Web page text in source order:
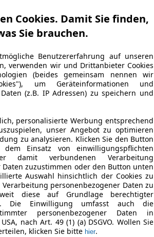
Cookies. Damit Sie finden,
Sie brauchen.
Benutzererfahrung auf unseren
verwenden wir und Drittanbieter Cookies
(beides gemeinsam nennen wir
um Geräteinformationen und
(z.B. IP Adressen) zu speichern und
personalisierte Werbung entsprechend
unser Angebot zu optimieren
zu analysieren. Klicken Sie den Button
Einsatz von einwilligungspflichten
damit verbundenen Verarbeitung
Daten zuzustimmen oder den Button unten
Auswahl hinsichtlich der Cookies zu
personenbezogener Daten zu
diese auf Grundlage berechtigter
Die Einwilligung umfasst auch die
personenbezogener Daten in
nach Art. 49 (1) (a) DSGVO. Wollen Sie
klicken Sie bitte hier.